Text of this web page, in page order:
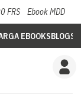
FRS Ebook MDD
EBOOKSBLOGS